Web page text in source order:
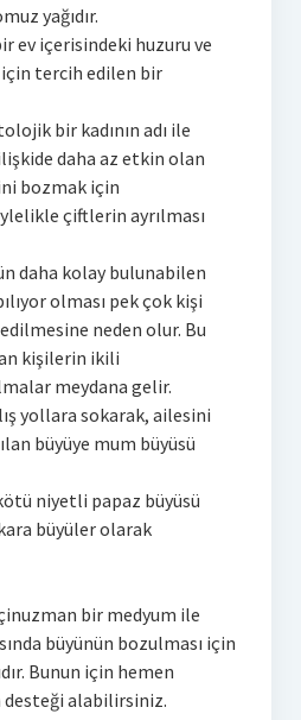
yağıdır.
ev içerisindeki huzuru ve
için tercih edilen bir
bir kadının adı ile
daha az etkin olan
bozmak için
çiftlerin ayrılması
daha kolay bulunabilen
olması pek çok kişi
neden olur. Bu
kişilerin ikili
meydana gelir.
yollara sokarak, ailesini
büyüye mum büyüsü
niyetli papaz büyüsü
büyüler olarak
bir medyum ile
büyünün bozulması için
Bunun için hemen
alabilirsiniz.